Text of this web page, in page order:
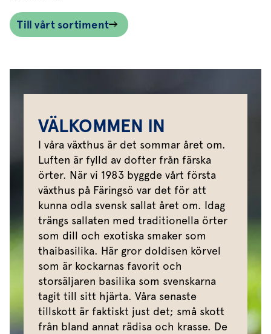
Till vårt sortiment
VÄLKOMMEN IN
I våra växthus är det sommar året om.
Luften är fylld av dofter från färska
örter. När vi 1983 byggde vårt första
växthus på Färingsö var det för att
kunna odla svensk sallat året om. Idag
trängs sallaten med traditionella örter
som dill och exotiska smaker som
thaibasilika. Här gror doldisen körvel
som är kockarnas favorit och
storsäljaren basilika som svenskarna
tagit till sitt hjärta. Våra senaste
tillskott är faktiskt just det; små skott
från bland annat rädisa och krasse. De